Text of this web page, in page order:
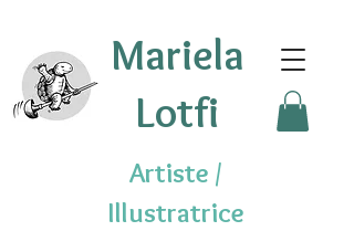
Mariela
Lotfi
Artiste /
Illustratrice